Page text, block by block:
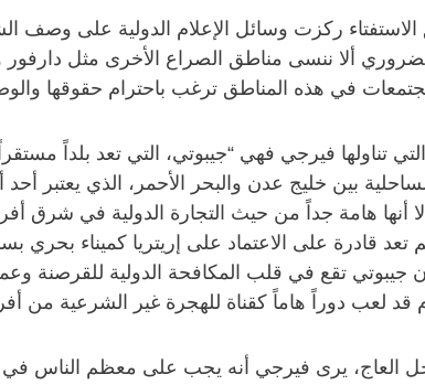
الاستفتاء ركزت وسائل الإعلام الدولية على
ألا ننسى مناطق الصراع الأخرى مثل دارفور
في هذه المناطق ترغب باحترام حقوقها
التي تناولها فيرجي فهي “جيبوتي، التي تعد بلداً
الساحلية بين خليج عدن والبحر الأحمر، الذي يعتبر
لم تعد قادرة على الاعتماد على إريتريا كميناء
تقع في قلب المكافحة الدولية للقرصنة
قد لعب دوراً هاماً كقناة للهجرة غير الشرعية من
العاج، يرى فيرجي أنه يجب على معظم الناس في